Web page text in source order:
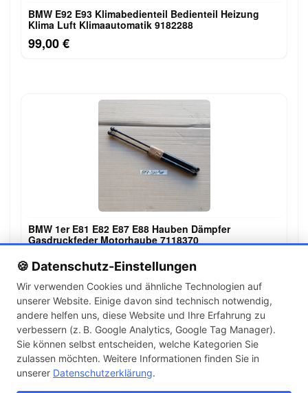
🍪 Datenschutz-Einstellungen
Wir verwenden Cookies und ähnliche Technologien auf
unserer Website. Einige davon sind technisch notwendig,
andere helfen uns, diese Website und Ihre Erfahrung zu
verbessern (z. B. Google Analytics, Google Tag Manager).
Sie können selbst entscheiden, welche Kategorien Sie
zulassen möchten. Weitere Informationen finden Sie in
unserer Datenschutzerklärung.
BMW E92 E93 Klimabedienteil Bedienteil Heizung
Klima Luft Klimaautomatik 9182288
99,00 €
BMW 1er E81 E82 E87 E88 Hauben Dämpfer
Gasdruckfeder Motorhaube 7118370
19,00 €
← 1 2 3 … 142 →
Artikel pro Seite